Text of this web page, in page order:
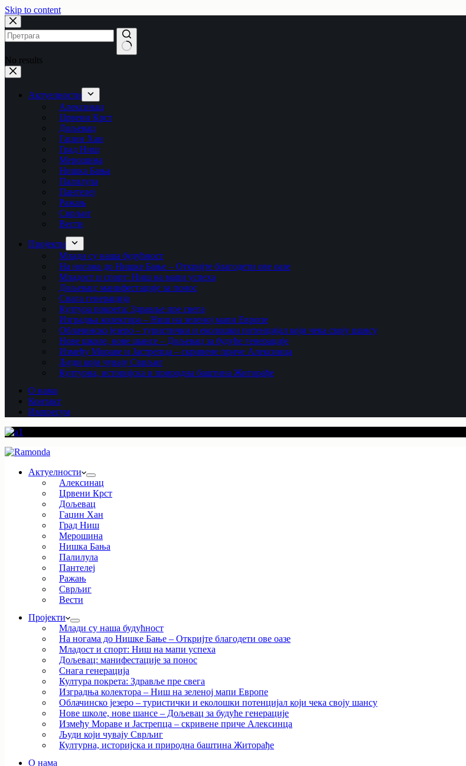
Skip to content
No results
Актуелности
Алексинац
Црвени Крст
Дољевац
Гаџин Хан
Град Ниш
Мерошина
Нишка Бања
Палилула
Пантелеј
Ражањ
Сврљиг
Вести
Пројекти
Млади су наша будућност
На ногама до Нишке Бање – Откријте благодети ове оазе
Младост и спорт: Ниш на мапи успеха
Дољевац: манифестације за понос
Снага генерација
Култура покрета: Здравље пре свега
Изградња колектора – Ниш на зеленој мапи Европе
Облачинско језеро – туристички и еколошки потенцијал који чека своју шансу
Нове школе, нове шансе – Дољевац за будуће генерације
Између Мораве и Јастрепца – скривене приче Алексинца
Људи који чувају Сврљиг
Културна, историјска и природна баштина Житорађе
О нама
Контакт
Импресум
Актуелности
Алексинац
Црвени Крст
Дољевац
Гаџин Хан
Град Ниш
Мерошина
Нишка Бања
Палилула
Пантелеј
Ражањ
Сврљиг
Вести
Пројекти
Млади су наша будућност
На ногама до Нишке Бање – Откријте благодети ове оазе
Младост и спорт: Ниш на мапи успеха
Дољевац: манифестације за понос
Снага генерација
Култура покрета: Здравље пре свега
Изградња колектора – Ниш на зеленој мапи Европе
Облачинско језеро – туристички и еколошки потенцијал који чека своју шансу
Нове школе, нове шансе – Дољевац за будуће генерације
Између Мораве и Јастрепца – скривене приче Алексинца
Људи који чувају Сврљиг
Културна, историјска и природна баштина Житорађе
О нама